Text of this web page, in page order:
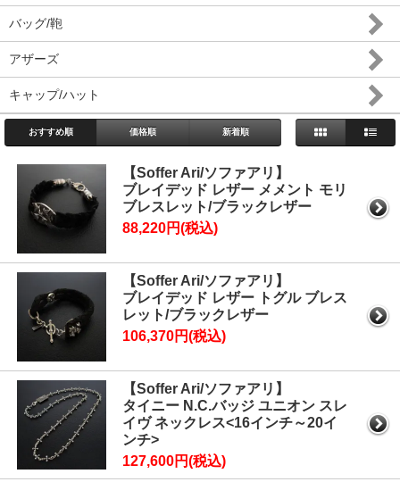
バッグ/鞄
アザーズ
キャップ/ハット
おすすめ順 価格順 新着順
【Soffer Ari/ソファアリ】
ブレイデッド レザー メメント モリ
ブレスレット/ブラックレザー
88,220円(税込)
【Soffer Ari/ソファアリ】
ブレイデッド レザー トグル ブレス
レット/ブラックレザー
106,370円(税込)
【Soffer Ari/ソファアリ】
タイニー N.C.バッジ ユニオン スレ
イヴ ネックレス<16インチ～20イ
ンチ>
127,600円(税込)